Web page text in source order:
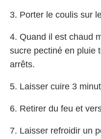
3. Porter le coulis sur
4. Quand il est chaud
sucre pectiné en pluie
arrêts.
5. Laisser cuire 3
6. Retirer du feu et
7. Laisser refroidir un